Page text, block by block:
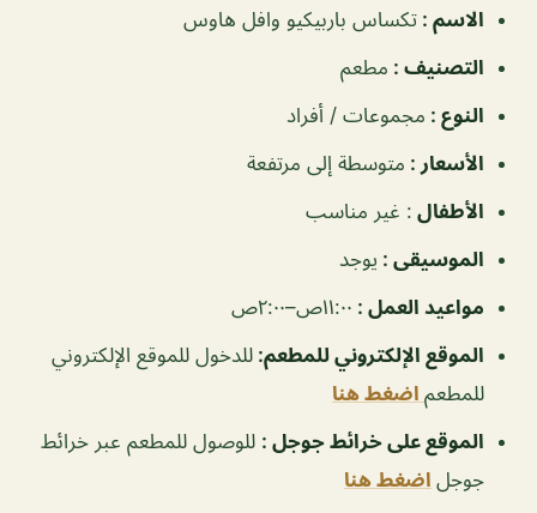
الاسم : تكساس باربيكيو وافل هاوس
التصنيف : مطعم
النوع : مجموعات / أفراد
الأسعار : متوسطة إلى مرتفعة
الأطفال : غير مناسب
الموسيقى : يوجد
مواعيد العمل : ١١:٠٠ص–٢:٠٠ص
الموقع الإلكتروني للمطعم: للدخول للموقع الإلكتروني
للمطعم اضغط هنا
الموقع على خرائط جوجل : للوصول للمطعم عبر خرائط
جوجل اضغط هنا